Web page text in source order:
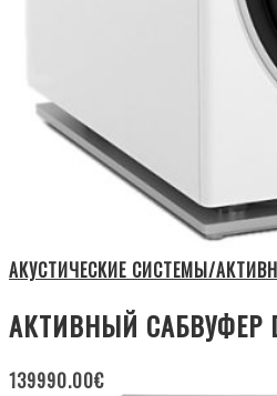
АКУСТИЧЕСКИЕ СИСТЕМЫ/
АКТИВНЫЙ САБВУФЕР
139990.00€